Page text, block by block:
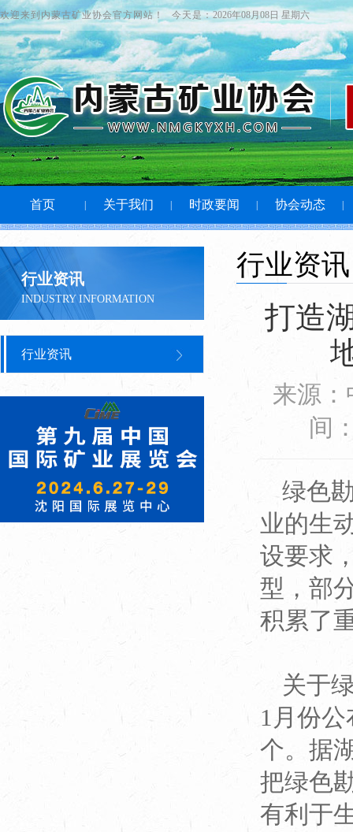
欢迎来到内蒙古矿业协会官方网站！ 今天是：2026年08月08日 星期六
首页 关于我们 时政要闻 协会动态
行业资讯
INDUSTRY INFORMATION
行业资讯
行业资讯
打造
来源：
间
绿色
业的生
设要求
型，部
积累了
关于
1月份
个。据
把绿色
有利于